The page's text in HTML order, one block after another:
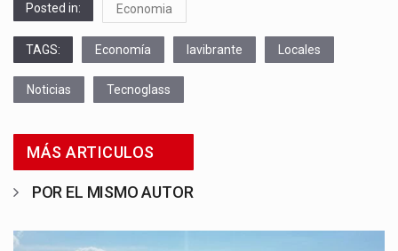
Posted in: Economia
TAGS: Economía lavibrante Locales
Noticias Tecnoglass
MÁS ARTICULOS
POR EL MISMO AUTOR